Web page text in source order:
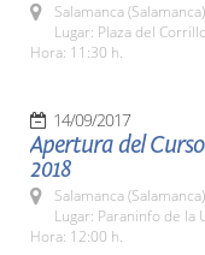
Salamanca (Salamanca)
Lugar: Plaza del Corrillo
Hora: 11:30 h.
14/09/2017
Apertura del
2018
Salamanca (Salamanca)
Lugar: Paraninfo de la
Hora: 12:00 h.